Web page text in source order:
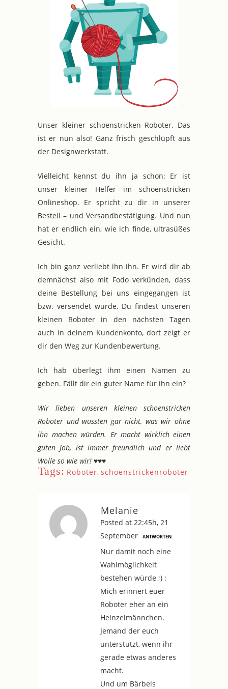
Unser kleiner schoenstricken Roboter. Das
ist er nun also! Ganz frisch geschlüpft aus
der Designwerkstatt.
Vielleicht kennst du ihn ja schon: Er ist
unser kleiner Helfer im schoenstricken
Onlineshop. Er spricht zu dir in unserer
Bestell – und Versandbestätigung. Und nun
hat er endlich ein, wie ich finde, ultrasüßes
Gesicht.
Ich bin ganz verliebt ihn ihn. Er wird dir ab
demnächst also mit Fodo verkünden, dass
deine Bestellung bei uns eingegangen ist
bzw. versendet wurde. Du findest unseren
kleinen Roboter in den nächsten Tagen
auch in deinem Kundenkonto, dort zeigt er
dir den Weg zur Kundenbewertung.
Ich hab überlegt ihm einen Namen zu
geben. Fällt dir ein guter Name für ihn ein?
Wir lieben unseren kleinen schoenstricken
Roboter und wüssten gar nicht, was wir ohne
ihn machen würden. Er macht wirklich einen
guten Job, ist immer freundlich und er liebt
Wolle so wie wir! ♥♥♥
Tags: Roboter,schoenstrickenroboter
Melanie
Posted at 22:45h, 21
September
ANTWORTEN
Nur damit noch eine
Wahlmöglichkeit
bestehen würde ;) :
Mich erinnert euer
Roboter eher an ein
Heinzelmännchen.
Jemand der euch
unterstützt, wenn ihr
gerade etwas anderes
macht.
Und um Bärbels